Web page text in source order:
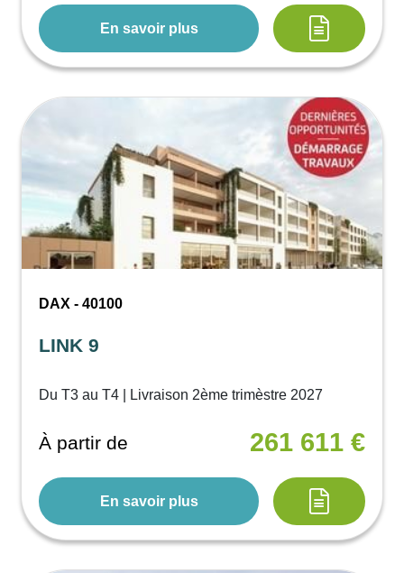
En savoir plus
DAX - 40100
LINK 9
Du T3 au T4 | Livraison 2ème trimèstre 2027
À partir de 261 611 €
En savoir plus